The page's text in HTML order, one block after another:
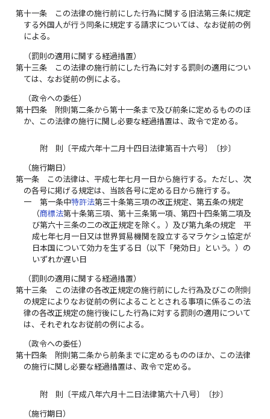
第十一条
この法律の施行前にした行為に関する旧法第三条に規定
する外国人が行う同条に規定する請求については、なお従前の例
による。
（罰則の適用に関する経過措置）
第十三条
この法律の施行前にした行為に対する罰則の適用につい
ては、なお従前の例による。
（政令への委任）
第十四条
附則第二条から第十一条まで及び前条に定めるもののほ
か、この法律の施行に関し必要な経過措置は、政令で定める。
附 則〔平成六年十二月十四日法律第百十六号〕〔抄〕
（施行期日）
第一条
この法律は、平成七年七月一日から施行する。ただし、次
の各号に掲げる規定は、当該各号に定める日から施行する。
一
第一条中特許法第三十条第三項の改正規定、第五条の規定
（商標法第十条第三項、第十三条第一項、第四十四条第二項及
び第六十三条の二の改正規定を除く。）及び第九条の規定 平
成七年七月一日又は世界貿易機関を設立するマラケシュ協定が
日本国について効力を生ずる日（以下「発効日」という。）の
いずれか遅い日
（罰則の適用に関する経過措置）
第十三条
この法律の各改正規定の施行前にした行為及びこの附則
の規定によりなお従前の例によることとされる事項に係るこの法
律の各改正規定の施行後にした行為に対する罰則の適用について
は、それぞれなお従前の例による。
（政令への委任）
第十四条
附則第二条から前条までに定めるもののほか、この法律
の施行に関し必要な経過措置は、政令で定める。
附 則〔平成八年六月十二日法律第六十八号〕〔抄〕
（施行期日）